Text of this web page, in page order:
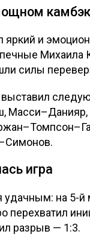
яркий и
Михаила
силы
выставил
Масси–Данияр,
игра
удачным: на 5-
перехватил
разрыв — 1:3.